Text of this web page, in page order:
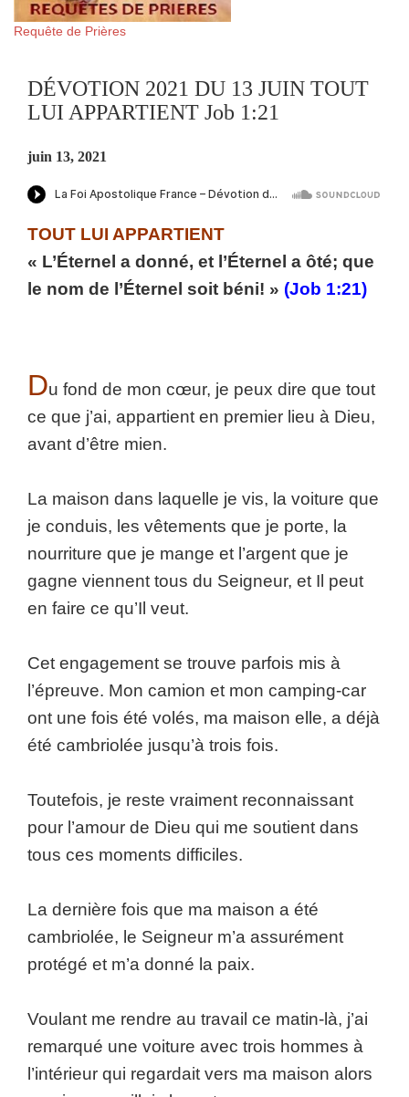
Requête de Prières
DÉVOTION 2021 DU 13 JUIN TOUT
LUI APPARTIENT Job 1:21
juin 13, 2021
TOUT LUI APPARTIENT
« L’Éternel a donné, et l’Éternel a ôté; que
le nom de l’Éternel soit béni! » (Job 1:21)
Du fond de mon cœur, je peux dire que tout
ce que j’ai, appartient en premier lieu à Dieu,
avant d’être mien.
La maison dans laquelle je vis, la voiture que
je conduis, les vêtements que je porte, la
nourriture que je mange et l’argent que je
gagne viennent tous du Seigneur, et Il peut
en faire ce qu’Il veut.
Cet engagement se trouve parfois mis à
l’épreuve. Mon camion et mon camping-car
ont une fois été volés, ma maison elle, a déjà
été cambriolée jusqu’à trois fois.
Toutefois, je reste vraiment reconnaissant
pour l’amour de Dieu qui me soutient dans
tous ces moments difficiles.
La dernière fois que ma maison a été
cambriolée, le Seigneur m’a assurément
protégé et m’a donné la paix.
Voulant me rendre au travail ce matin-là, j’ai
remarqué une voiture avec trois hommes à
l’intérieur qui regardait vers ma maison alors